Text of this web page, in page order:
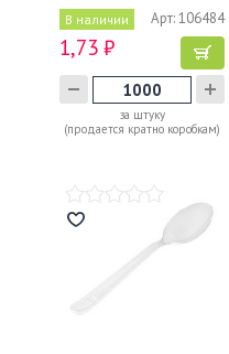
В наличии Арт: 106484
1,73 ₽
за штуку
(продается кратно коробкам)